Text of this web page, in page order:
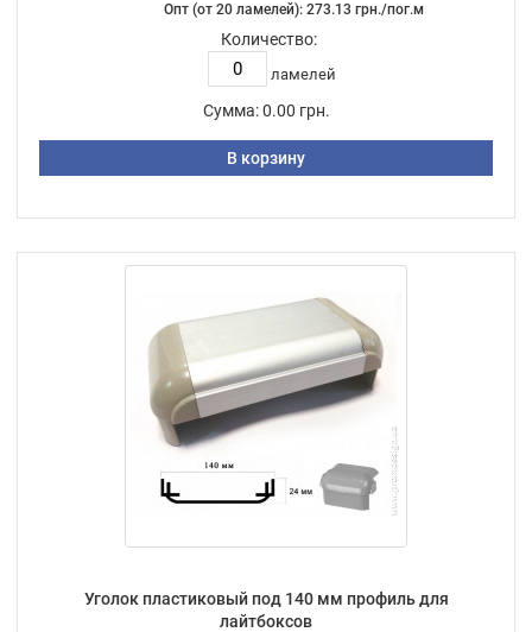
Опт (от 20 ламелей): 273.13 грн./пог.м
Количество:
ламелей
Сумма: 0.00 грн.
В корзину
Уголок пластиковый под 140 мм профиль для
лайтбоксов